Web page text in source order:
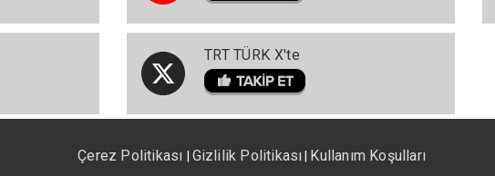
TRT TÜRK X'te
Çerez Politikası Gizlilik Politikası Kullanım Koşulları